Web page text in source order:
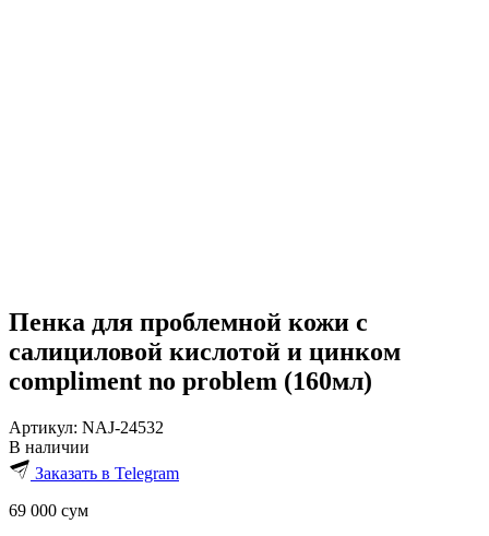
Пенка для проблемной кожи c
салициловой кислотой и цинком
compliment no problem (160мл)
Артикул: NAJ-24532
В наличии
Заказать в Telegram
69 000 сум